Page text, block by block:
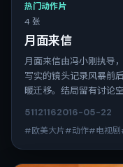
热门动作片
4 张
月面来信
月面来信由冯小刚执导
写实的镜头记录风暴前
暖迁移。结局留有讨论
51121162016-05-22
#欧美大片#动作#电视